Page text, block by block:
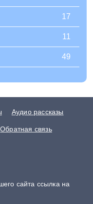
17
11
49
Аудио рассказы
Обратная связь
сайта ссылка на